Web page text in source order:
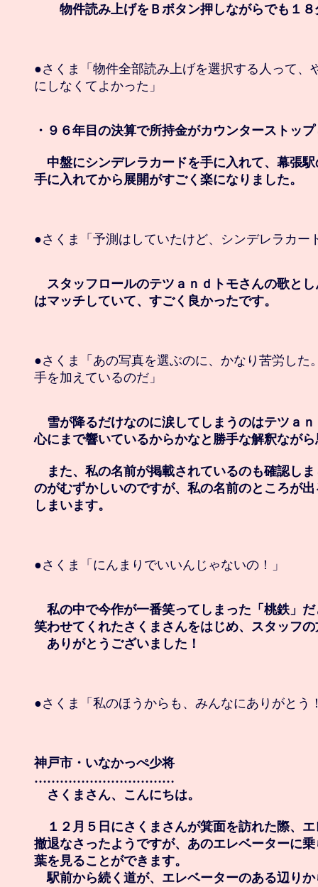
物件読み上げをＢボタン押しながらでも１８
●さくま「物件全部読み上げを選択する人って、
にしなくてよかった」
・９６年目の決算で所持金がカウンターストッ
中盤にシンデレラカードを手に入れて、幕張
手に入れてから展開がすごく楽になりました。
●さくま「予測はしていたけど、シンデレラカー
スタッフロールのテツａｎｄトモさんの歌と
はマッチしていて、すごく良かったです。
●さくま「あの写真を選ぶのに、かなり苦労した
手を加えているのだ」
雪が降るだけなのに涙してしまうのはテツａ
心にまで響いているからかなと勝手な解釈なが
また、私の名前が掲載されているのも確認し
のがむずかしいのですが、私の名前のところが
しまいます。
●さくま「にんまりでいいんじゃないの！」
私の中で今作が一番笑ってしまった「桃鉄」
笑わせてくれたさくまさんをはじめ、スタッフ
ありがとうございました！
●さくま「私のほうからも、みんなにありがとう
神戸市・いなかっぺ少将
……………………………
さくまさん、こんにちは。
１２月５日にさくまさんが箕面を訪れた際、
撤退なさったようですが、あのエレベーターに
葉を見ることができます。
駅前から続く道が、エレベーターのある辺り